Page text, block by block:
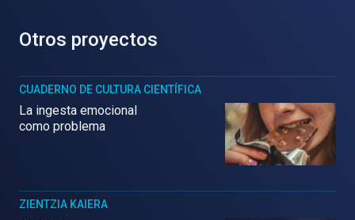
Otros proyectos
CUADERNO DE CULTURA CIENTÍFICA
La ingesta emocional
como problema
ZIENTZIA KAIERA